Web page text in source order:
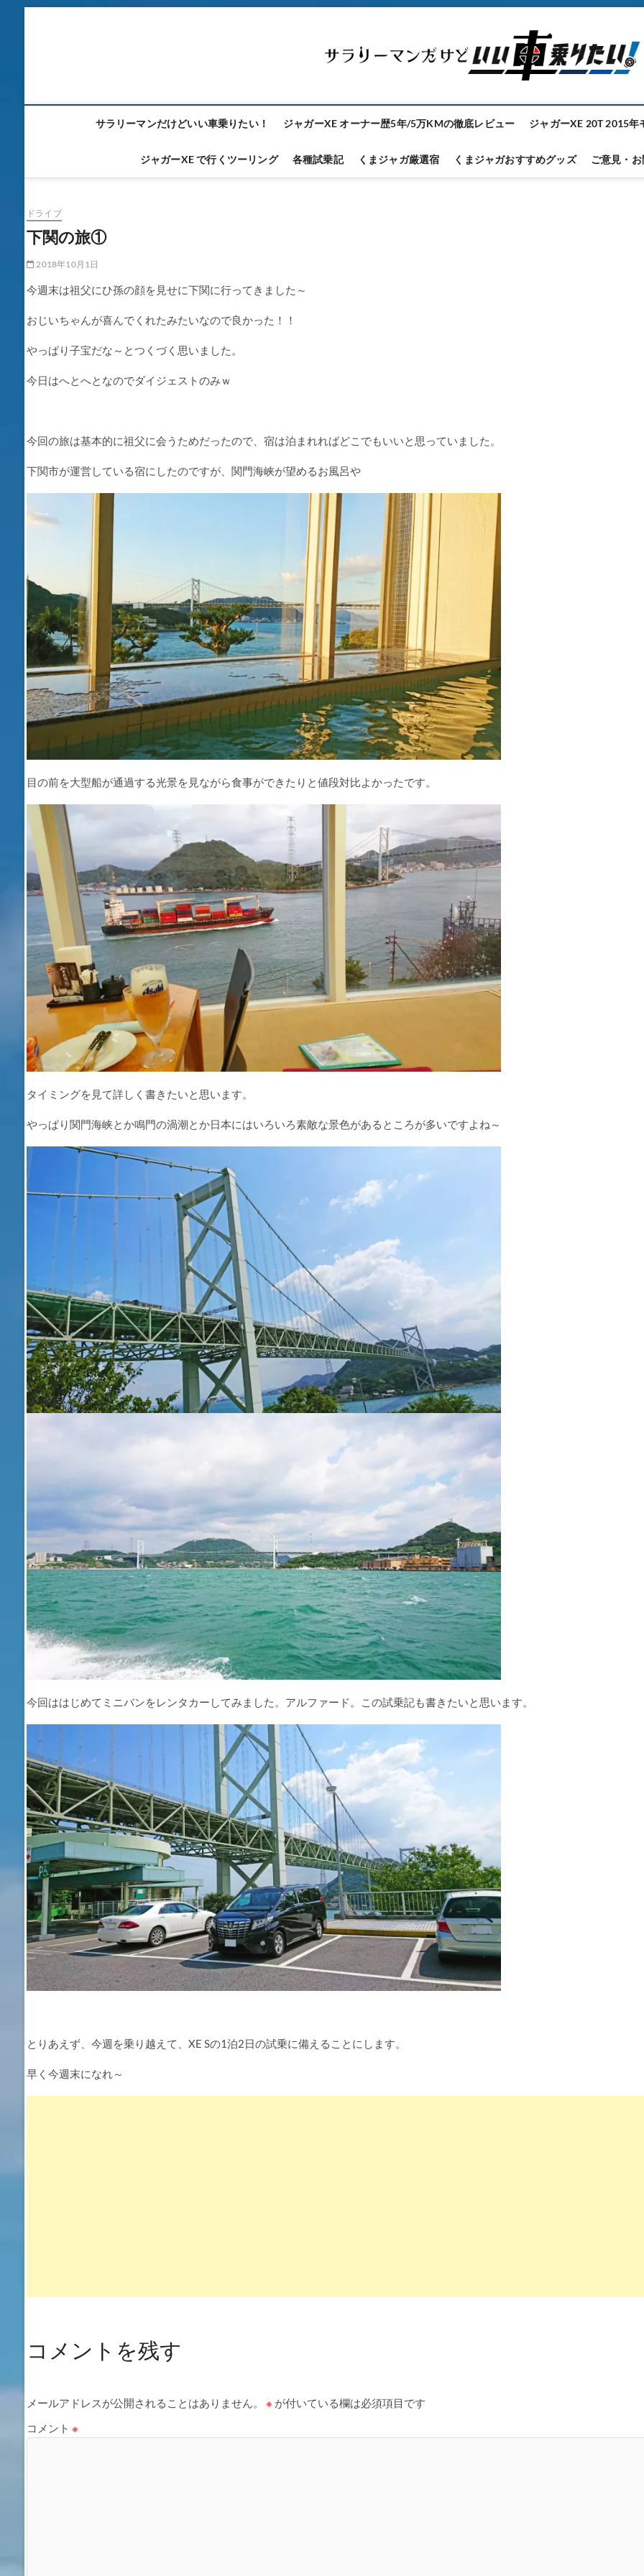
サラリーマンだけどいい車乗りたい！ ジャガーXE オーナー歴5年/5万KMの徹底レビュー ジャガーXE 20T 2015年
ジャガーXE で行くツーリング 各種試乗記 くまジャガ厳選宿 くまジャガおすすめグッズ ご意見・
ドライブ
下関の旅①
2018年10月1日
今週末は祖父にひ孫の顔を見せに下関に行ってきました～
おじいちゃんが喜んでくれたみたいなので良かった！！
やっぱり子宝だな～とつくづく思いました。
今日はへとへとなのでダイジェストのみｗ
今回の旅は基本的に祖父に会うためだったので、宿は泊まれればどこでもいいと思っていました。
下関市が運営している宿にしたのですが、関門海峡が望めるお風呂や
目の前を大型船が通過する光景を見ながら食事ができたりと値段対比よかったです。
タイミングを見て詳しく書きたいと思います。
やっぱり関門海峡とか鳴門の渦潮とか日本にはいろいろ素敵な景色があるところが多いですよね～
今回ははじめてミニバンをレンタカーしてみました。アルファード。この試乗記も書きたいと思います。
とりあえず、今週を乗り越えて、XE Sの1泊2日の試乗に備えることにします。
早く今週末になれ～
コメントを残す
メールアドレスが公開されることはありません。 ※ が付いている欄は必須項目です
コメント ※